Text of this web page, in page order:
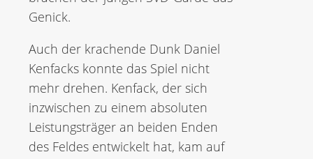
Genick.
Auch der krachende Dunk Daniel
Kenfacks konnte das Spiel nicht
mehr drehen. Kenfack, der sich
inzwischen zu einem absoluten
Leistungsträger an beiden Enden
des Feldes entwickelt hat, kam auf